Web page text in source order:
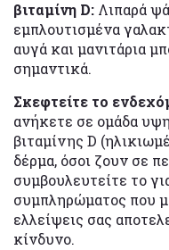
βιταμίνη D: Λιπαρά
εμπλουτισμένα
αυγά και μανιτάρια
σημαντικά.
Σκεφτείτε το
ανήκετε σε ομάδα
βιταμίνης D
δέρμα, όσοι ζουν σε
συμβουλευτείτε το
συμπληρώματος που
ελλείψεις σας
κίνδυνο.